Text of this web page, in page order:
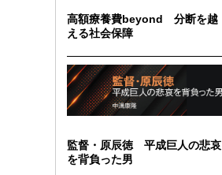
高額療養費beyond 分断を越
える社会保障
監督・原辰徳 平成巨人の悲哀
を背負った男